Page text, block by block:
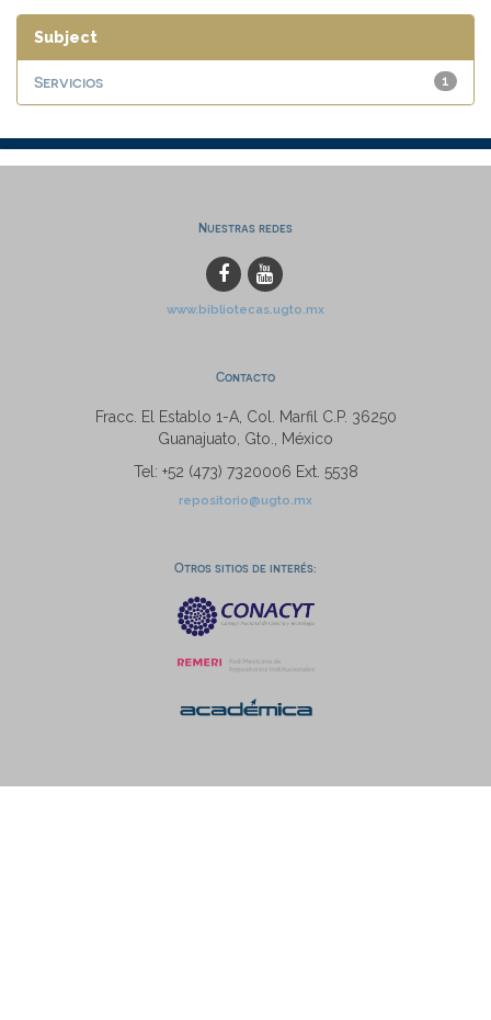
Subject
1
Servicios
Nuestras redes
www.bibliotecas.ugto.mx
Contacto
Fracc. El Establo 1-A, Col. Marfil C.P. 36250
Guanajuato, Gto., México
Tel: +52 (473) 7320006 Ext. 5538
repositorio@ugto.mx
Otros sitios de interés: